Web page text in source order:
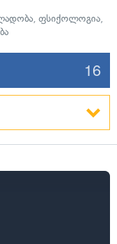
, ფსიქოლოგია,
16